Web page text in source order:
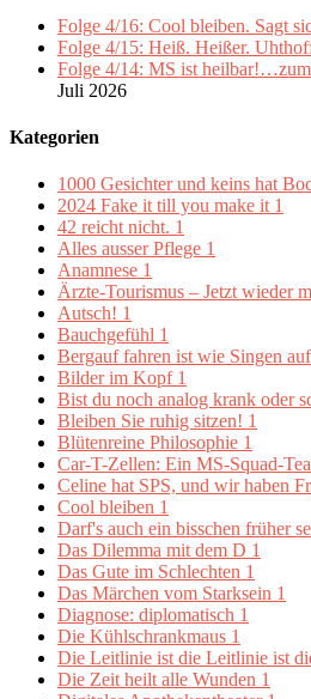
Folge 4/16: Cool bleiben. Sagt
Folge 4/15: Heiß. Heißer.
Folge 4/14: MS ist
Juli 2026
Kategorien
1000 Gesichter und keins hat
2024 Fake it till you make it 1
42 reicht nicht. 1
Alles ausser Pflege 1
Anamnese 1
Ärzte-Tourismus – Jetzt wieder
Autsch! 1
Bauchgefühl 1
Bergauf fahren ist wie Singen
Bilder im Kopf 1
Bist du noch analog krank oder
Bleiben Sie ruhig sitzen! 1
Blütenreine Philosophie 1
Car-T-Zellen: Ein MS-Squad-
Celine hat SPS, und wir haben
Cool bleiben 1
Darf's auch ein bisschen früher
Das Dilemma mit dem D 1
Das Gute im Schlechten 1
Das Märchen vom Starksein 1
Diagnose: diplomatisch 1
Die Kühlschrankmaus 1
Die Leitlinie ist die Leitlinie ist
Die Zeit heilt alle Wunden 1